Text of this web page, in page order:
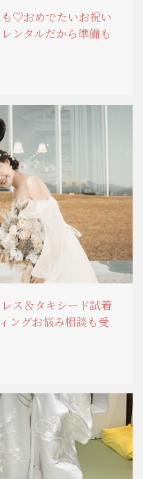
♡おめでたいお祝い
ンタルだから準備も
ス＆タキシード試着
ングお悩み相談も受